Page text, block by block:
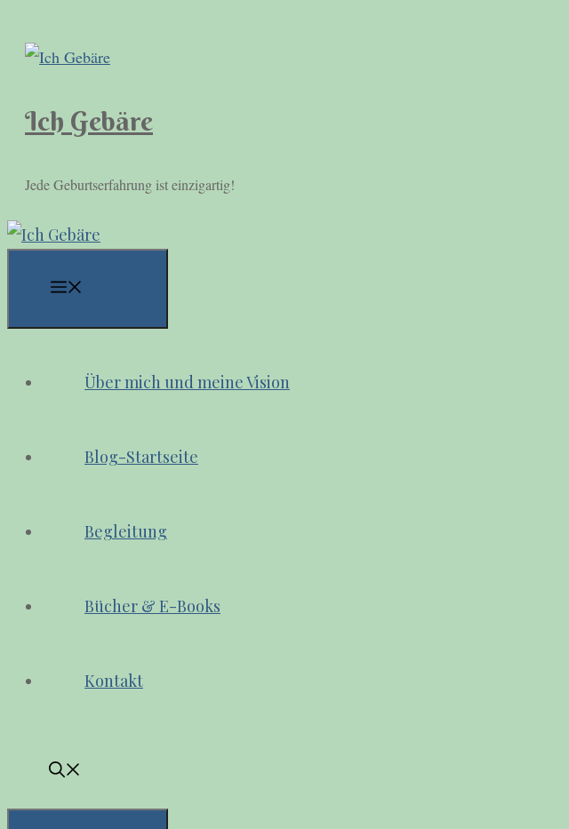
Inhalt
Ich Gebäre
Jede Geburtserfahrung ist einzigartig!
Über mich und meine Vision
Blog-Startseite
Begleitung
Bücher & E-Books
Kontakt